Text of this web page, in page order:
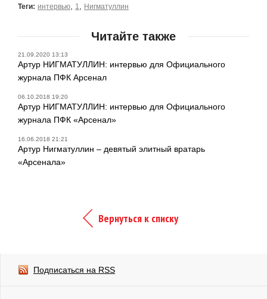
Теги: интервью 1 Нигматуллин
Читайте также
21.09.2020 13:13
Артур НИГМАТУЛЛИН: интервью для Официального
журнала ПФК Арсенал
06.10.2018 19:20
Артур НИГМАТУЛЛИН: интервью для Официального
журнала ПФК «Арсенал»
16.06.2018 21:21
Артур Нигматуллин – девятый элитный вратарь
«Арсенала»
Вернуться к списку
Подписаться на RSS